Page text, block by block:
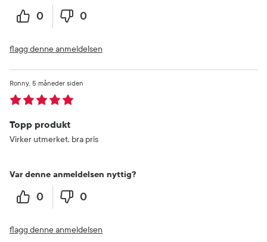
0 0
flagg denne anmeldelsen
Topp produkt
5 måneder siden
Ronny
Virker utmerket, bra pris
Var denne anmeldelsen nyttig?
0 0
flagg denne anmeldelsen